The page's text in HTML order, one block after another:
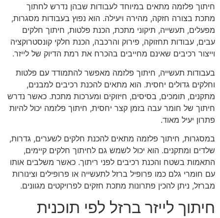
חיתוך פלזמה מתאים במיוחד לעבודות שבהן נדרש לחתוך
מתכת בצורה חזקה, מהירה ויעילה. הוא נפוץ בעבודות מסגרות,
מפעלים, תעשייה, תיקוני מתכת, הכנת פלטות, חיתוך חלקים
עבים, עבודות תחזוקה, פירוק והרכבה, הכנת חלקי קונסטרוקציה
וייצור רכיבים שאינם מחייבים בהכרח את רמת הדיוק של לייזר.
בעבודות תעשייה, חיתוך פלזמה מאפשר להתמודד עם פלטות
וחלקים גדולים יחסית. הוא מתאים להכנת רכיבים למבנים,
מתקנים, תומכים, בסיסים, חיזוקים ומערכות מתכת. כאשר נדרש
חיתוך של חומר עבה בזמן קצר יחסית, חיתוך פלזמה יכול להיות
פתרון יעיל מאוד.
במסגרות, חיתוך פלזמה מתאים להכנת חלקים לשערים, גדרות,
שלדים ומתקנים. הוא יכול לשמש גם לחיתוך חלקים קיימים,
התאמות בשטח והכנת רכיבים לפני ריתוך. כאשר משלבים אותו
עם חומרי גלם כמו פרופיל ברזל לתעשייה או פרופילים וצינורות
מברזל, ניתן להכין פתרונות מתכת חזקים לפרויקטים מגוונים.
חיתוך לייזר ברזל לפי תוכנית